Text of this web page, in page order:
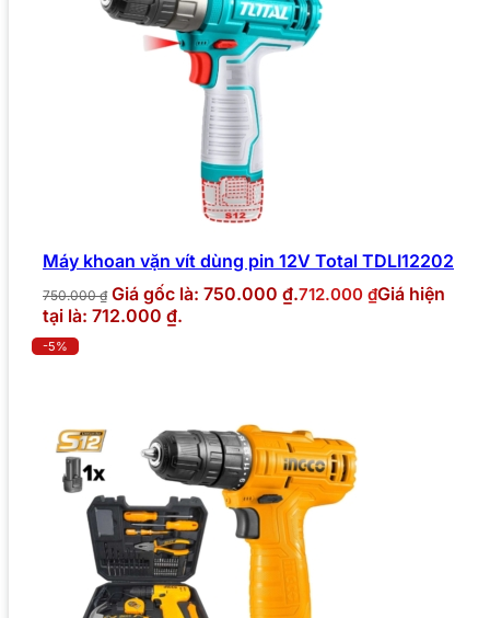
Máy khoan vặn vít dùng pin 12V Total TDLI12202
750.000₫ Giá gốc là: 750.000 ₫.712.000 ₫Giá hiện
tại là: 712.000 ₫.
-5%